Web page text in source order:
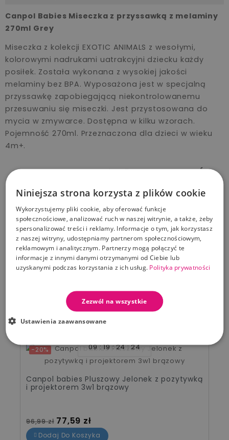
Canpol Babies Miseczka z przyssawką z melaminy
270ml Grey
Miseczka z kolekcji EXOTIC ANIMALS z wesołymi,
kolorowymi nadrukami uatrakcyjni dziecku każdy
posiłek. Została wykonana z wysokiej jakości
melaminy bez BPA. Wyposażona jest w specjalną
przyssawkę zapobiegającą niekontrolowanemu
przesuwaniu się miseczki. Jest przystosowana do
mycia w zmywarce. Dostępna w kilku wzorach.
Pojemność 270ml. Przeznaczona dla dzieci w wieku
4m+.
TE PRODUKTY MOGĄ CIĘ ZAINTERESOWAĆ
Canpol babies Cążki do paznokci dla
niemowląt i dzieci
Cena
13,99 zł
PRZECENIONE PRODUKTY OD TEGO PRODUCENTA
-20% 09 19 24 23
Canpol babies Pluszowy Jelonek z pozytywką
i projektorem 3w1 brązowy
Cena standardowa
96,99 zł Cena
77,59 zł
Dodaj Do Koszyka
Niniejsza strona korzysta z plików cookie
Wykorzystujemy pliki cookie, aby oferować funkcje
społecznościowe, analizować ruch w naszej witrynie, a także, żeby
spersonalizować treści i reklamy. Informacje o tym, jak korzystasz
z naszej witryny, udostępniamy partnerom społecznościowym,
reklamowym i analitycznym. Partnerzy mogą połączyć te
informacje z innymi danymi otrzymanymi od Ciebie lub
uzyskanymi podczas korzystania z ich usług. Polityka prywatności
Zezwól na wszystkie
Ustawienia zaawansowane